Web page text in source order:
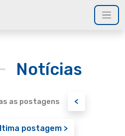
Notícias
as postagens <
postagem >